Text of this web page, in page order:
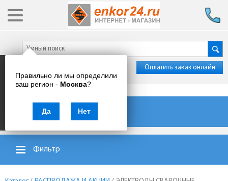
Правильно ли мы определили
ваш регион - Москва?
Да Нет
Оплатить заказ онлайн
Каталог товаров
Фильтр